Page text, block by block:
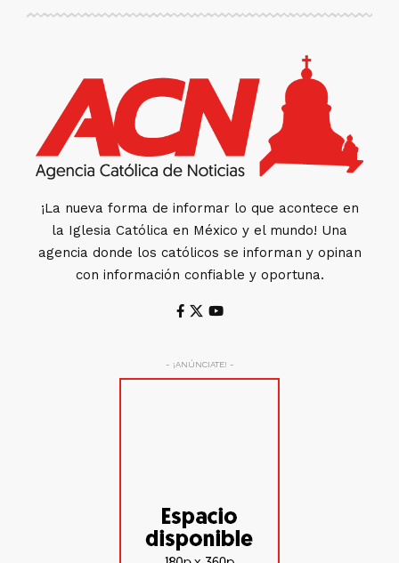
¡La nueva forma de informar lo que acontece en
la Iglesia Católica en México y el mundo! Una
agencia donde los católicos se informan y opinan
con información confiable y oportuna.
- ¡ANÚNCIATE! -